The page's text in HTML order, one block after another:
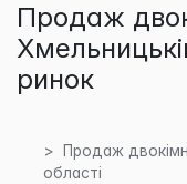
Продаж
ринок
Продаж
області